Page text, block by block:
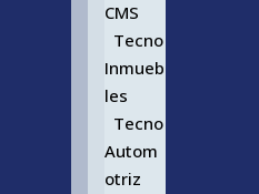
CMS
Tecno
Inmueb
les
Tecno
Autom
otriz